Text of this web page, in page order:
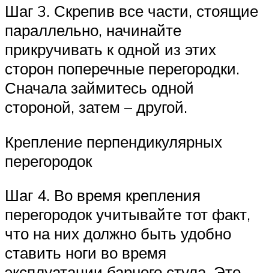
Шаг 3. Скрепив все части, стоящие
параллельно, начинайте
прикручивать к одной из этих
сторон поперечные перегородки.
Сначала займитесь одной
стороной, затем – другой.
Крепление перпендикулярных
перегородок
Шаг 4. Во время крепления
перегородок учитывайте тот факт,
что на них должно быть удобно
ставить ноги во время